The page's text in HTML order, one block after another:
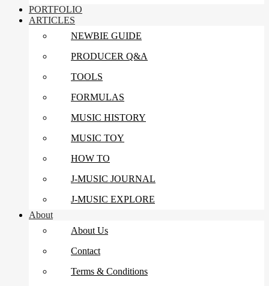
PORTFOLIO
ARTICLES
NEWBIE GUIDE
PRODUCER Q&A
TOOLS
FORMULAS
MUSIC HISTORY
MUSIC TOY
HOW TO
J-MUSIC JOURNAL
J-MUSIC EXPLORE
About
About Us
Contact
Terms & Conditions